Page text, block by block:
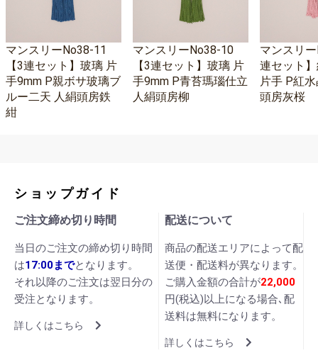
マンスリーNo38-11
【3連セット】玻璃 片
手9mm P親ボサ玻璃ブ
ルー二天 人絹頭房鉄
紺
マンスリーNo38-10
【3連セット】玻璃 片
手9mm P青苔瑪瑙仕立
人絹頭房柳
マンスリ
連セット
片手 P紅
頭房灰桜
ショップガイド
ご注文締め切り時間
当日のご注文の締め切り時間
は17:00までとなります。
それ以降のご注文は翌日分の
受注となります。
詳しくはこちら
配送について
商品の配送エリアによって配
送便・配送料が異なります。
ご購入金額の合計が22,000
円(税込)以上になる場合､配
送料は無料になります。
詳しくはこちら